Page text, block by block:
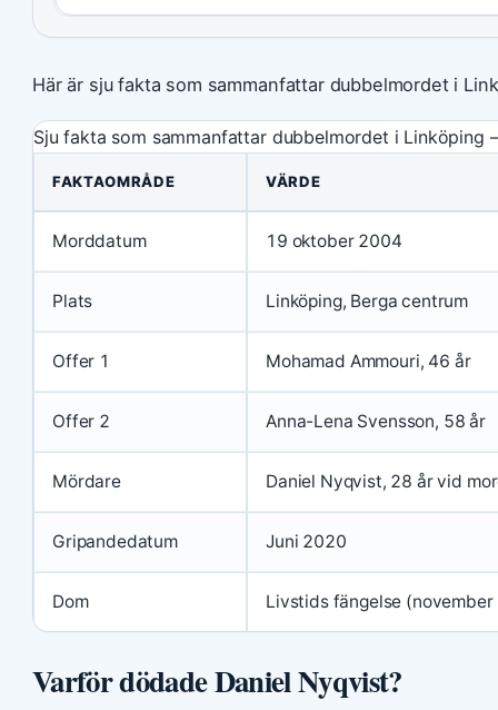
Här är sju fakta som sammanfattar dubbelmordet i
Sju fakta som sammanfattar dubbelmordet i Linköping
FAKTAOMRÅDE VÄRDE
Morddatum 19 oktober 2004
Plats Linköping, Berga centrum
Offer 1 Mohamad Ammouri, 46 år
Offer 2 Anna-Lena Svensson, 58 år
Mördare Daniel Nyqvist, 28 år vid
Gripandedatum Juni 2020
Dom Livstids fängelse
Varför dödade Daniel Nyqvist?